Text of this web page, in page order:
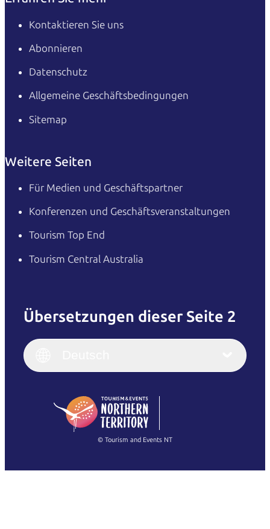
Kontaktieren Sie uns
Abonnieren
Datenschutz
Allgemeine Geschäftsbedingungen
Sitemap
Weitere Seiten
Für Medien und Geschäftspartner
Konferenzen und Geschäftsveranstaltungen
Tourism Top End
Tourism Central Australia
Übersetzungen dieser Seite 2
English
(Singapore)
Français
Italiano
繁體中文
© Tourism and Events NT